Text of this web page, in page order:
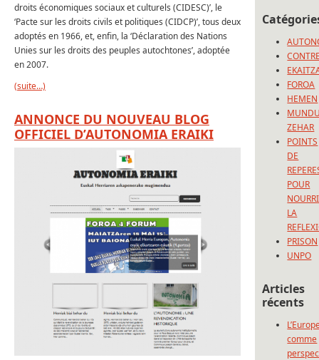
droits économiques sociaux et culturels (CIDESC)’, le
‘Pacte sur les droits civils et politiques (CIDCP)’, tous deux
adoptés en 1966, et, enfin, la ‘Déclaration des Nations
Unies sur les droits des peuples autochtones’, adoptée
en 2007.
(suite…)
ANNONCE DU NOUVEAU BLOG
OFFICIEL D’AUTONOMIA ERAIKI
FOROA
HEMEN
ZEHAR
POINTS
DE
POUR
LA
PRISON
UNPO
Articles
récents
comme